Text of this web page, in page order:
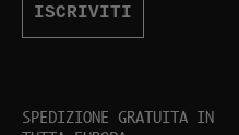
ISCRIVITI
SPEDIZIONE GRATUITA IN